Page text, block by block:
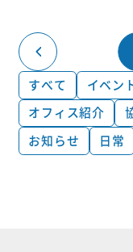
すべて イベン
オフィス紹介
お知らせ
日常